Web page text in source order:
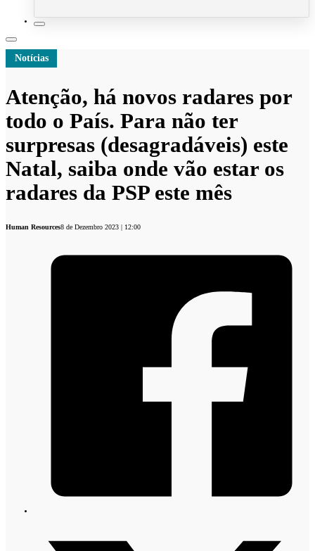
Notícias
Atenção, há novos radares por
todo o País. Para não ter
surpresas (desagradáveis) este
Natal, saiba onde vão estar os
radares da PSP este mês
Human Resources8 de Dezembro 2023 | 12:00